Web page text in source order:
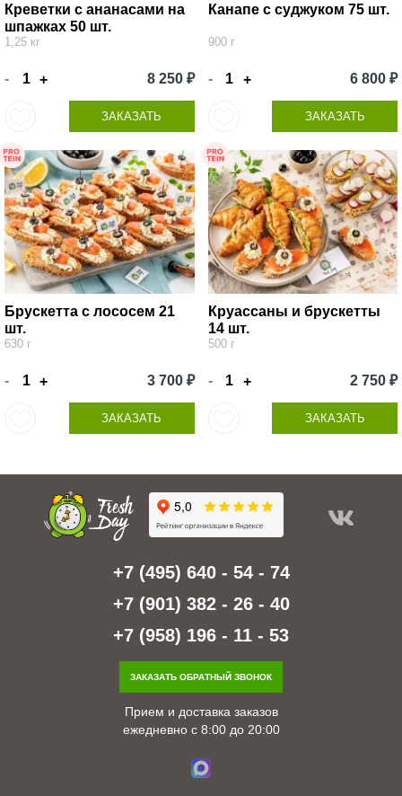
Креветки с ананасами на
шпажках 50 шт.
1,25 кг
- + 8 250 ₽
ЗАКАЗАТЬ
Канапе с суджуком 75 шт.
900 г
- + 6 800 ₽
ЗАКАЗАТЬ
Брускетта с лососем 21
шт.
630 г
- + 3 700 ₽
ЗАКАЗАТЬ
Круассаны и брускетты
14 шт.
500 г
- + 2 750 ₽
ЗАКАЗАТЬ
+7 (495) 640 - 54 - 74
+7 (901) 382 - 26 - 40
+7 (958) 196 - 11 - 53
ЗАКАЗАТЬ ОБРАТНЫЙ ЗВОНОК
Прием и доставка заказов
ежедневно с 8:00 до 20:00